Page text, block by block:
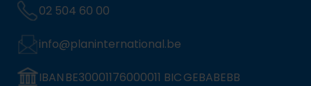
02 504 60 00
info@planinternational.be
IBAN BE30001176000011 BIC GEBABEBB